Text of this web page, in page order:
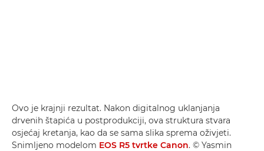
Ovo je krajnji rezultat. Nakon digitalnog uklanjanja
drvenih štapića u postprodukciji, ova struktura stvara
osjećaj kretanja, kao da se sama slika sprema oživjeti.
Snimljeno modelom EOS R5 tvrtke Canon. © Yasmin